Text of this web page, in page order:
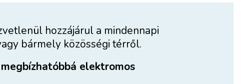
hozzájárul a mindennapi
bármely közösségi térről.
elektromos